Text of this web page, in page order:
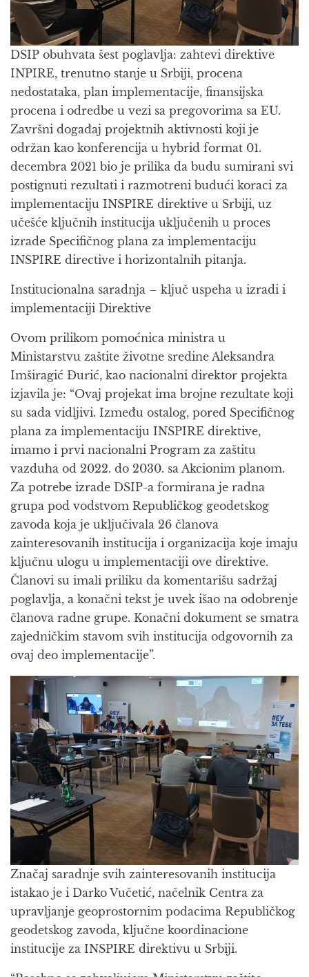
DSIP obuhvata šest poglavlja: zahtevi direktive
INPIRE, trenutno stanje u Srbiji, procena
nedostataka, plan implementacije, finansijska
procena i odredbe u vezi sa pregovorima sa EU.
Završni događaj projektnih aktivnosti koji je
održan kao konferencija u hybrid format 01.
decembra 2021 bio je prilika da budu sumirani svi
postignuti rezultati i razmotreni budući koraci za
implementaciju INSPIRE direktive u Srbiji, uz
učešće ključnih institucija uključenih u proces
izrade Specifičnog plana za implementaciju
INSPIRE directive i horizontalnih pitanja.
Institucionalna saradnja – ključ uspeha u izradi i
implementaciji Direktive
Ovom prilikom pomoćnica ministra u
Ministarstvu zaštite životne sredine Aleksandra
Imširagić Đurić, kao nacionalni direktor projekta
izjavila je: “Ovaj projekat ima brojne rezultate koji
su sada vidljivi. Između ostalog, pored Specifičnog
plana za implementaciju INSPIRE direktive,
imamo i prvi nacionalni Program za zaštitu
vazduha od 2022. do 2030. sa Akcionim planom.
Za potrebe izrade DSIP-a formirana je radna
grupa pod vodstvom Republičkog geodetskog
zavoda koja je uključivala 26 članova
zainteresovanih institucija i organizacija koje imaju
ključnu ulogu u implementaciji ove direktive.
Članovi su imali priliku da komentarišu sadržaj
poglavlja, a konačni tekst je uvek išao na odobrenje
članova radne grupe. Konačni dokument se smatra
zajedničkim stavom svih institucija odgovornih za
ovaj deo implementacije”.
Značaj saradnje svih zainteresovanih institucija
istakao je i Darko Vučetić, načelnik Centra za
upravljanje geoprostornim podacima Republičkog
geodetskog zavoda, ključne koordinacione
institucije za INSPIRE direktivu u Srbiji.